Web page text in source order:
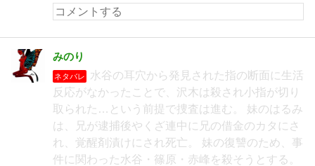
みのり
ネタバレ
水谷の耳穴から発見された指の断面に生活
反応がなかったことで、沢木は殺され小指が切り
取られた…という前提で捜査は進む。 妹のはるみ
は、兄が逮捕後やくざ連中に兄の借金のカタにさ
れ、覚醒剤漬けにされ死亡。 妹の復讐のため、事
件に関わった水谷・篠原・赤峰を殺そうとする。